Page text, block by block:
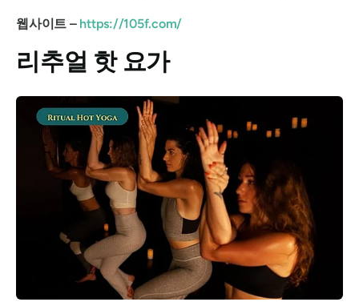
웹사이트 –https://105f.com/
리추얼 핫 요가